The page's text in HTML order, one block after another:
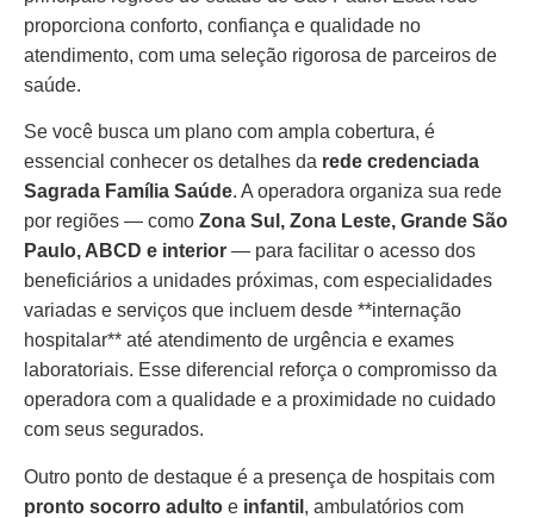
proporciona conforto, confiança e qualidade no
atendimento, com uma seleção rigorosa de parceiros de
saúde.
Se você busca um plano com ampla cobertura, é
essencial conhecer os detalhes da rede credenciada
Sagrada Família Saúde. A operadora organiza sua rede
por regiões — como Zona Sul, Zona Leste, Grande São
Paulo, ABCD e interior — para facilitar o acesso dos
beneficiários a unidades próximas, com especialidades
variadas e serviços que incluem desde **internação
hospitalar** até atendimento de urgência e exames
laboratoriais. Esse diferencial reforça o compromisso da
operadora com a qualidade e a proximidade no cuidado
com seus segurados.
Outro ponto de destaque é a presença de hospitais com
pronto socorro adulto e infantil , ambulatórios com